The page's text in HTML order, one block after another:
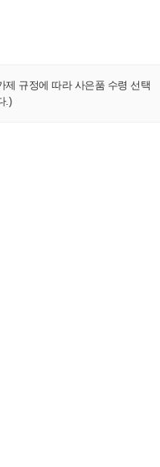
규정에 따라 사은품 수령 선택
.)